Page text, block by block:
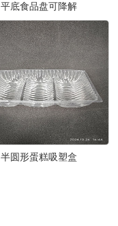
平底食品盘可降解
半圆形蛋糕吸塑盒